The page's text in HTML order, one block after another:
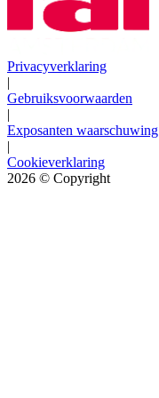
Privacyverklaring
|
Gebruiksvoorwaarden
|
Exposanten waarschuwing
|
Cookieverklaring
2026 © Copyright